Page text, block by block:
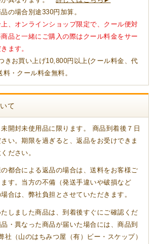
の場合別途330円加算。
、オンラインショップ限定で、クール便対
品と一緒にご購入の際はクール料金をサー
ます。
きお買い上げ10,800円以上(クール料金、代
・クール料金無料。
て
開封未使用品に限ります。 商品到着後７日
い。期限を過ぎると、返品をお受けできま
ださい。
都合による返品の場合は、送料をお客様ご
す。当方の不備（発送手違いや破損など
合は、弊社負担とさせていただきます。
しました商品は、到着後すぐにご確認くだ
・異なった商品が届いた場合には、商品到
社（山のはちみつ屋（有）ビー・スケップ）